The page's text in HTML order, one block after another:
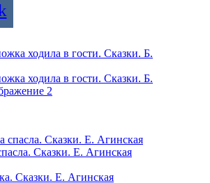
Сказки. Е. Агинская